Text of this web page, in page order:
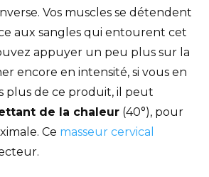
Vos muscles se détendent
aux sangles qui entourent cet
appuyer un peu plus sur la
encore en intensité, si vous en
plus de ce produit, il peut
de la chaleur (40°), pour
Ce masseur cervical